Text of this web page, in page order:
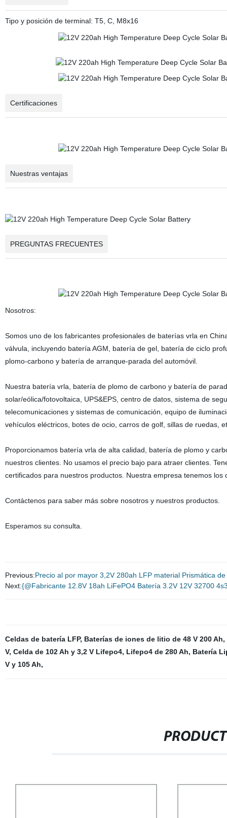
Tipo y posición de terminal: T5, C, M8x16
Certificaciones
Nuestras ventajas
PREGUNTAS FRECUENTES
Nosotros:
Somos uno de los fabricantes profesionales de baterías vrla en
válvula, incluyendo batería AGM, batería de gel, batería de ciclo
plomo-carbono y batería de arranque-parada del automóvil.
Nuestra batería vrla, batería de plomo de carbono y batería de
solar/eólica/fotovoltaica, UPS&EPS, centro de datos, sistema de
telecomunicaciones y sistemas de comunicación, equipo de
vehículos eléctricos, botes de ocio, carros de golf, sillas de ruedas,
Proporcionamos batería vrla de alta calidad, batería de plomo y
nuestros clientes. No usamos el precio bajo para atraer clientes.
certificados para nuestros productos. Nuestra empresa tenemos
Contáctenos para saber más sobre nosotros y nuestros productos.
Esperamos su consulta.
Previous:Precio al por mayor 3,2V 280ah LFP material Prismática
Next:{@Fabricante 12.8V 18ah LiFePO4 Batería 3.2V 12V 32700
Celdas de batería LFP, Baterías de iones de litio de 48 V 200 Ah,
V, Celda de 102 Ah y 3,2 V Lifepo4, Lifepo4 de 280 Ah, Batería
V y 105 Ah,